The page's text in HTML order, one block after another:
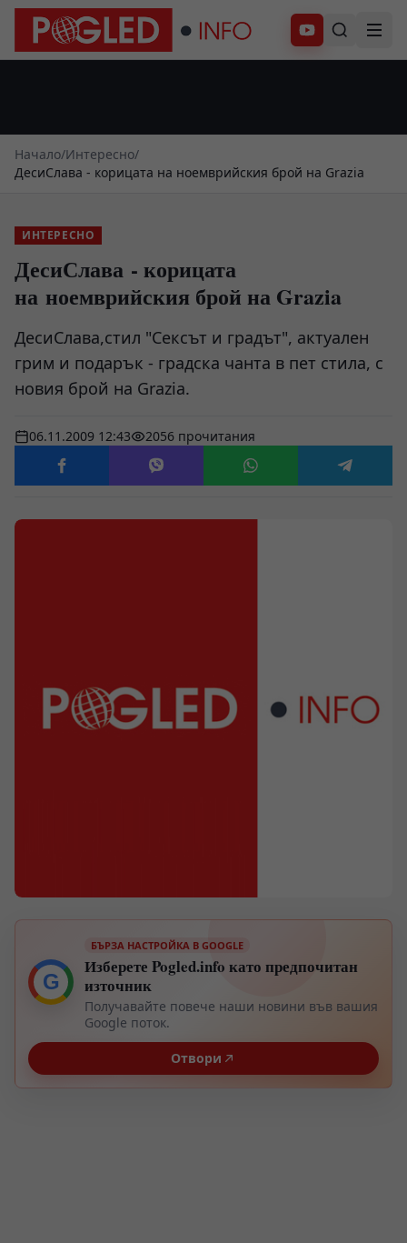
Абонирай се
Начало/Интересно/
ДесиСлава - корицата на ноемврийския брой на Grazia
ИНТЕРЕСНО
ДесиСлава - корицата
на ноемврийския брой на Grazia
ДесиСлава,стил "Сексът и градът", актуален
грим и подарък - градска чанта в пет стила, с
новия брой на Grazia.
06.11.2009 12:43 2056 прочитания
G
БЪРЗА НАСТРОЙКА В GOOGLE
Изберете Pogled.info като предпочитан
източник
Получавайте повече наши новини във вашия
Google поток.
Отвори